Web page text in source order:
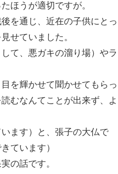
ほうが適切ですが。
を通じ、近在の子供にとっ
せていました。
て、悪ガキの溜り場）やラ
を輝かせて聞かせてもらっ
むなんてことが出来ず、よ
ます）と、張子の大仏で
ています）
の話です。